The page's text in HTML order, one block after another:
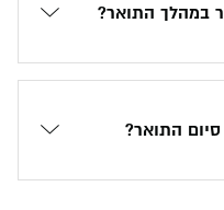
במהלך התואר?
התואר?